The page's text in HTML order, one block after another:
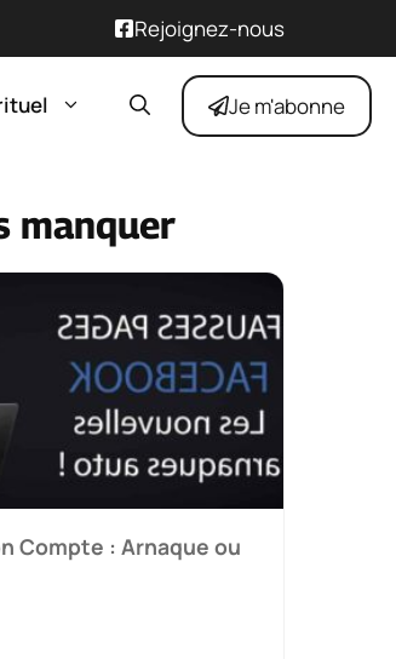
Rejoignez-nous
Je m'abonne
manquer
Compte : Arnaque ou